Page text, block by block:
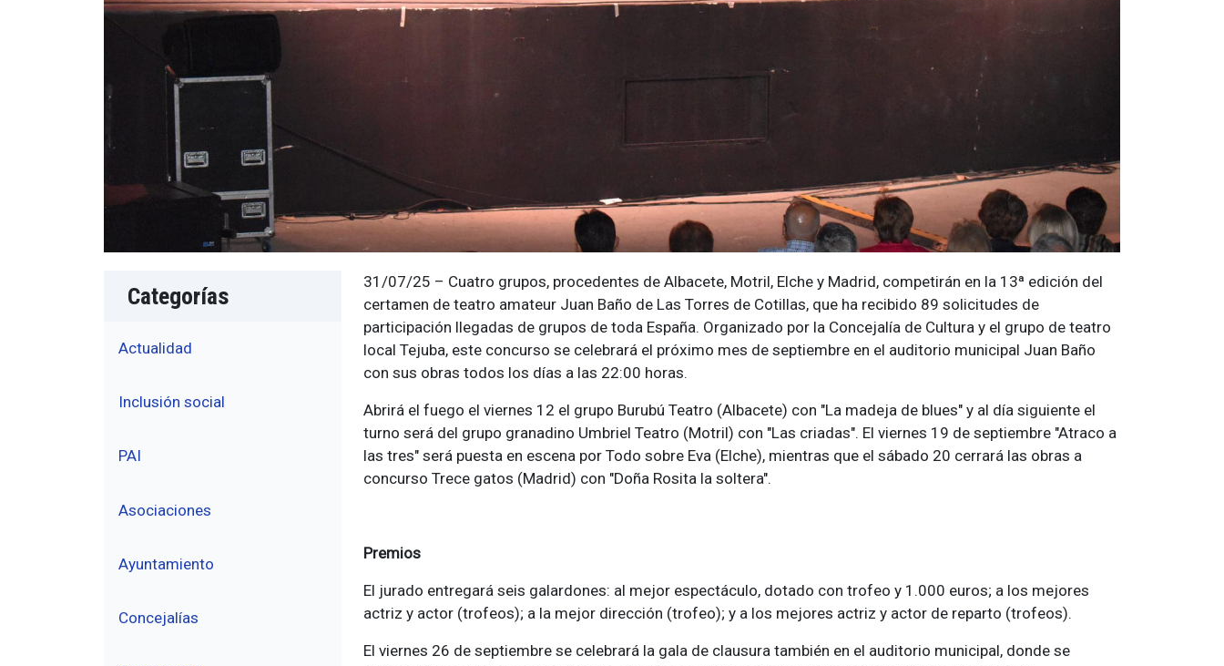
Categorías
Actualidad
Inclusión social
PAI
Asociaciones
Ayuntamiento
Concejalías
31/07/25 – Cuatro grupos, procedentes de Albacete, Motril, Elche y Madrid, competirán en la 13ª edición del
certamen de teatro amateur Juan Baño de Las Torres de Cotillas, que ha recibido 89 solicitudes de
participación llegadas de grupos de toda España. Organizado por la Concejalía de Cultura y el grupo de teatro
local Tejuba, este concurso se celebrará el próximo mes de septiembre en el auditorio municipal Juan Baño
con sus obras todos los días a las 22:00 horas.
Abrirá el fuego el viernes 12 el grupo Burubú Teatro (Albacete) con "La madeja de blues" y al día siguiente el
turno será del grupo granadino Umbriel Teatro (Motril) con "Las criadas". El viernes 19 de septiembre "Atraco a
las tres" será puesta en escena por Todo sobre Eva (Elche), mientras que el sábado 20 cerrará las obras a
concurso Trece gatos (Madrid) con "Doña Rosita la soltera".
Premios
El jurado entregará seis galardones: al mejor espectáculo, dotado con trofeo y 1.000 euros; a los mejores
actriz y actor (trofeos); a la mejor dirección (trofeo); y a los mejores actriz y actor de reparto (trofeos).
El viernes 26 de septiembre se celebrará la gala de clausura también en el auditorio municipal, donde se